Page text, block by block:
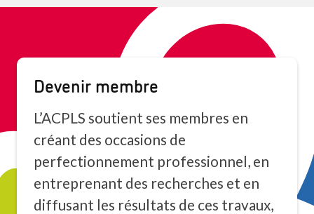
Devenir membre
L’ACPLS soutient ses membres en
créant des occasions de
perfectionnement professionnel, en
entreprenant des recherches et en
diffusant les résultats de ces travaux,